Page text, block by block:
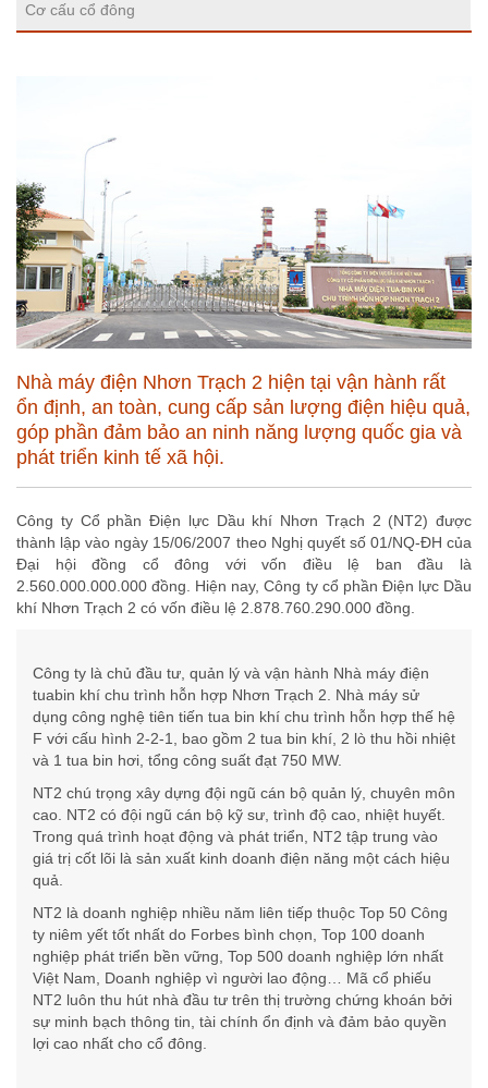
Cơ cấu cổ đông
Nhà máy điện Nhơn Trạch 2 hiện tại vận hành rất
ổn định, an toàn, cung cấp sản lượng điện hiệu quả,
góp phần đảm bảo an ninh năng lượng quốc gia và
phát triển kinh tế xã hội.
Công ty Cổ phần Điện lực Dầu khí Nhơn Trạch 2 (NT2) được
thành lập vào ngày 15/06/2007 theo Nghị quyết số 01/NQ-ĐH của
Đại hội đồng cổ đông với vốn điều lệ ban đầu là
2.560.000.000.000 đồng. Hiện nay, Công ty cổ phần Điện lực Dầu
khí Nhơn Trạch 2 có vốn điều lệ 2.878.760.290.000 đồng.
Công ty là chủ đầu tư, quản lý và vận hành Nhà máy điện
tuabin khí chu trình hỗn hợp Nhơn Trạch 2. Nhà máy sử
dụng công nghệ tiên tiến tua bin khí chu trình hỗn hợp thế hệ
F với cấu hình 2-2-1, bao gồm 2 tua bin khí, 2 lò thu hồi nhiệt
và 1 tua bin hơi, tổng công suất đạt 750 MW.
NT2 chú trọng xây dựng đội ngũ cán bộ quản lý, chuyên môn
cao. NT2 có đội ngũ cán bộ kỹ sư, trình độ cao, nhiệt huyết.
Trong quá trình hoạt động và phát triển, NT2 tập trung vào
giá trị cốt lõi là sản xuất kinh doanh điện năng một cách hiệu
quả.
NT2 là doanh nghiệp nhiều năm liên tiếp thuộc Top 50 Công
ty niêm yết tốt nhất do Forbes bình chọn, Top 100 doanh
nghiệp phát triển bền vững, Top 500 doanh nghiệp lớn nhất
Việt Nam, Doanh nghiệp vì người lao động… Mã cổ phiếu
NT2 luôn thu hút nhà đầu tư trên thị trường chứng khoán bởi
sự minh bạch thông tin, tài chính ổn định và đảm bảo quyền
lợi cao nhất cho cổ đông.